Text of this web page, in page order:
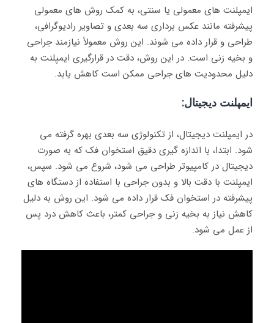
ایمپلنت‌ های معمولی یا سنتی، به کمک روش‌ های معمولی
پیشرفته مانند عکس‌ برداری سه‌ بعدی و تصاویر رادیوگرافی،
طراحی و قرار داده می‌ شوند. این روش معمولاً نیازمند جراحی
و بخیه‌ زنی است. در این روش، دقت در قرارگیری ایمپلنت به
دلیل محدودیت‌ های جراحی ممکن است کاهش یابد.
ایمپلنت دیجیتال:
در ایمپلنت دیجیتال، از تکنولوژی سه‌ بعدی بهره گرفته می‌
شود. ابتدا، با اندازه‌ گیری دقیق استخوان فک که به صورت
دیجیتال در کامپیوتر طراحی می‌ شود، شروع می شود. سپس،
ایمپلنت با دقت بالا و بدون جراحی با استفاده از دستگاه‌ های
پیشرفته در استخوان فک قرار داده می‌ شود. این روش به دلیل
کاهش نیاز به بخیه‌ زنی و جراحی کمتر، باعث کاهش درد پس
از عمل می‌ شود.